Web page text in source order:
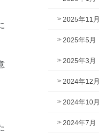
2025年11月
2025年5月
2025年3月
2024年12月
2024年10月
2024年7月